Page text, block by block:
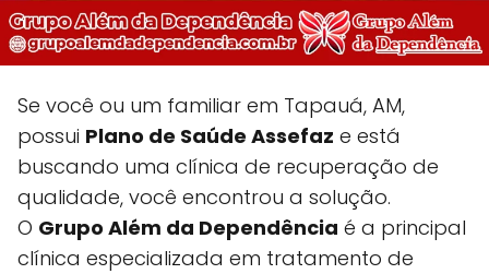
Se você ou um familiar em Tapauá, AM,
possui Plano de Saúde Assefaz e está
buscando uma clínica de recuperação de
qualidade, você encontrou a solução.
O Grupo Além da Dependência é a principal
clínica especializada em tratamento de